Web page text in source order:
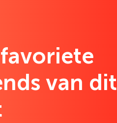
van dit